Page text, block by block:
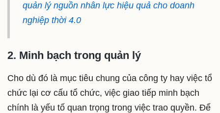
quản lý nguồn nhân lực hiệu quả cho doanh
nghiệp thời 4.0
2. Minh bạch trong quản lý
Cho dù đó là mục tiêu chung của công ty hay việc tổ
chức lại cơ cấu tổ chức, việc giao tiếp minh bạch
chính là yếu tố quan trọng trong việc trao quyền. Để